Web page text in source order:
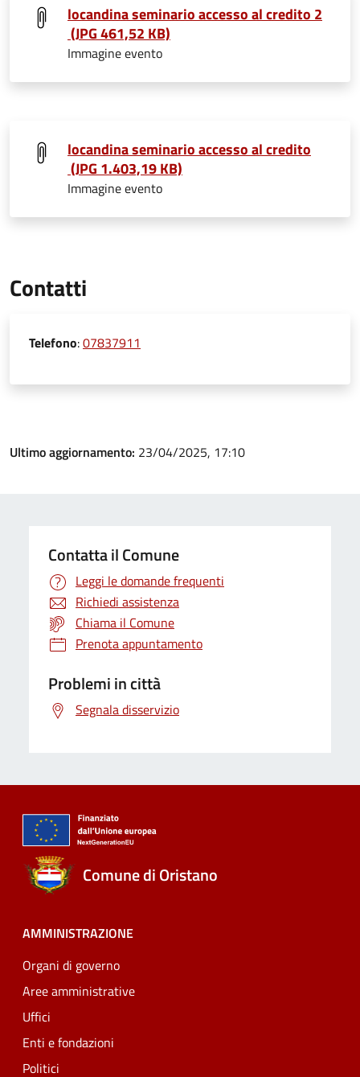
locandina seminario accesso al credito 2
(JPG 461,52 KB)
Immagine evento
locandina seminario accesso al credito
(JPG 1.403,19 KB)
Immagine evento
Contatti
Telefono:07837911
Ultimo aggiornamento: 23/04/2025, 17:10
Contatta il Comune
Leggi le domande frequenti
Richiedi assistenza
Chiama il Comune
Prenota appuntamento
Problemi in città
Segnala disservizio
Comune di Oristano
AMMINISTRAZIONE
Organi di governo
Aree amministrative
Uffici
Enti e fondazioni
Politici